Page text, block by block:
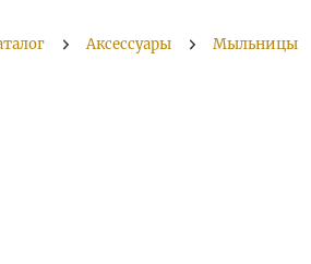
Аксессуары Мыльницы